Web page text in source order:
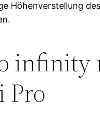
Höhenverstellung
infinity
Pro